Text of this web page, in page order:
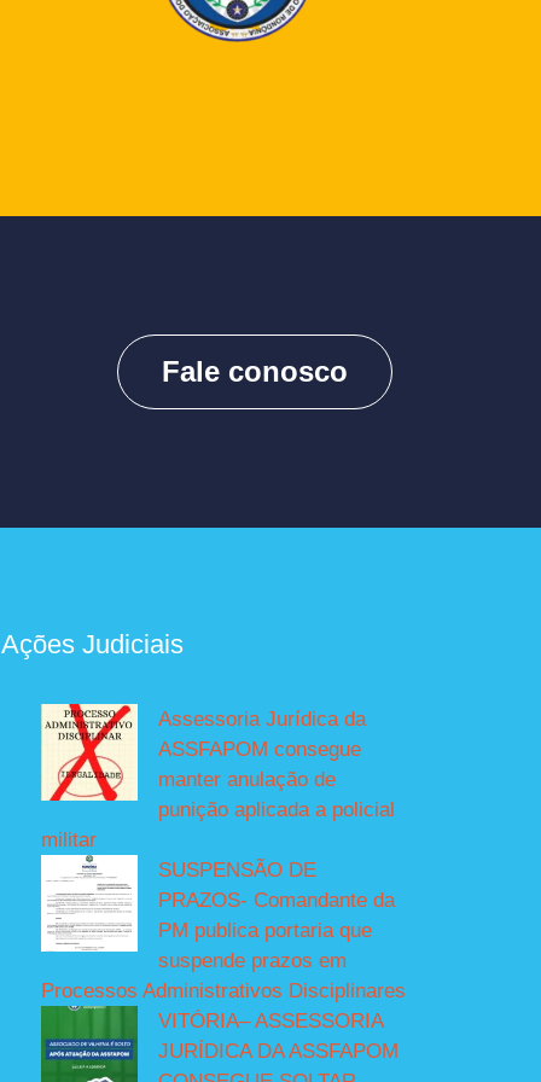
Fale conosco
Judiciais
Assessoria Jurídica da
ASSFAPOM consegue
manter anulação de
punição aplicada a policial
militar
SUSPENSÃO DE
PRAZOS- Comandante da
PM publica portaria que
suspende prazos em
Processos Administrativos Disciplinares
VITÓRIA– ASSESSORIA
JURÍDICA DA ASSFAPOM